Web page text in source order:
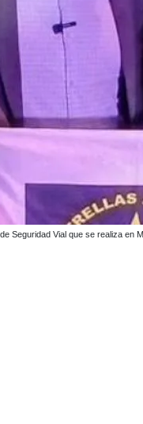
Seguridad Vial que se realiza en